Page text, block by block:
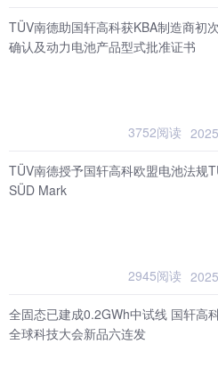
TÜV南德助国轩高科获KBA制造商初
确认及动力电池产品型式批准证书
3752阅读
TÜV南德授予国轩高科欧盟电池法规
SÜD Mark
2945阅读
全固态已建成0.2GWh中试线 国轩高
全球科技大会新品六连发